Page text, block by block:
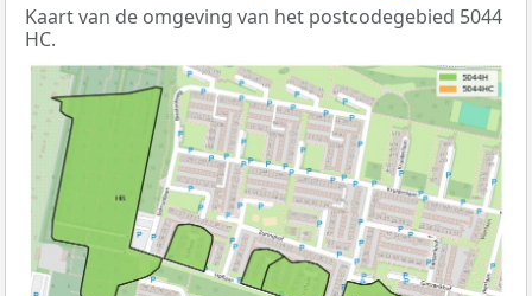
Kaart van de omgeving van het postcodegebied 5044
HC.